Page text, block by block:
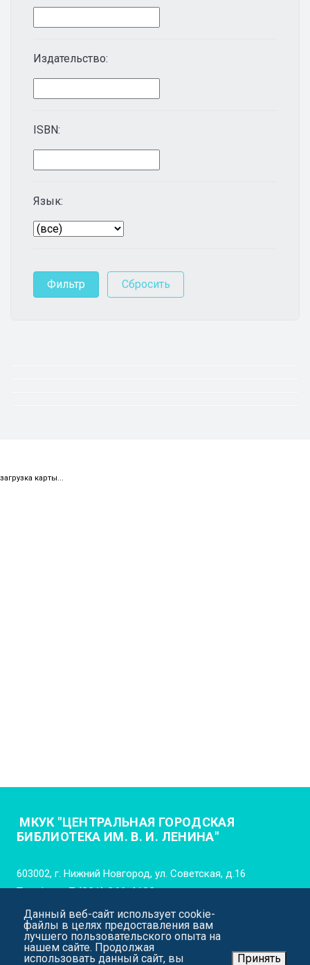
Издательство:
ISBN:
Язык:
загрузка карты...
МКУК "ЦЕНТРАЛЬНАЯ ГОРОДСКАЯ
БИБЛИОТЕКА ИМ. В. И. ЛЕНИНА"
603002, г. Нижний Новгород, ул. Советская, д.16
Телефон:+7 (831) 246-4102
E-mail:cgb_lenina_nn@mail.52gov.ru
Данный веб-сайт использует cookie-
файлы в целях предоставления вам
лучшего пользовательского опыта на
нашем сайте. Продолжая
использовать данный сайт, вы
Принять